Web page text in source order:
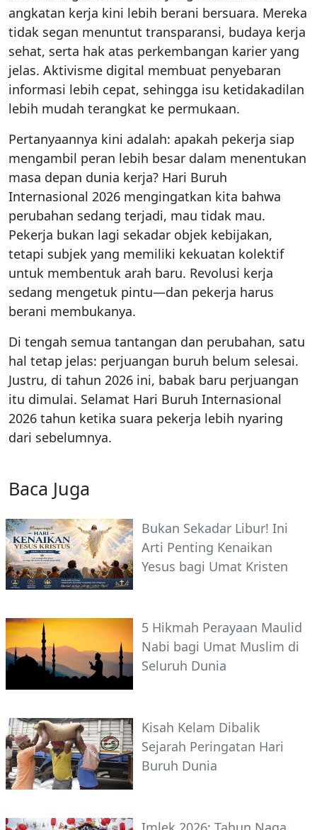
angkatan kerja kini lebih berani bersuara. Mereka
tidak segan menuntut transparansi, budaya kerja
sehat, serta hak atas perkembangan karier yang
jelas. Aktivisme digital membuat penyebaran
informasi lebih cepat, sehingga isu ketidakadilan
lebih mudah terangkat ke permukaan.
Pertanyaannya kini adalah: apakah pekerja siap
mengambil peran lebih besar dalam menentukan
masa depan dunia kerja? Hari Buruh
Internasional 2026 mengingatkan kita bahwa
perubahan sedang terjadi, mau tidak mau.
Pekerja bukan lagi sekadar objek kebijakan,
tetapi subjek yang memiliki kekuatan kolektif
untuk membentuk arah baru. Revolusi kerja
sedang mengetuk pintu—dan pekerja harus
berani membukanya.
Di tengah semua tantangan dan perubahan, satu
hal tetap jelas: perjuangan buruh belum selesai.
Justru, di tahun 2026 ini, babak baru perjuangan
itu dimulai. Selamat Hari Buruh Internasional
2026 tahun ketika suara pekerja lebih nyaring
dari sebelumnya.
Baca Juga
Bukan Sekadar Libur! Ini
Arti Penting Kenaikan
Yesus bagi Umat Kristen
5 Hikmah Perayaan Maulid
Nabi bagi Umat Muslim di
Seluruh Dunia
Kisah Kelam Dibalik
Sejarah Peringatan Hari
Buruh Dunia